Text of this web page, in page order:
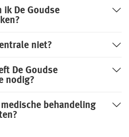
in de buurt
voor jouw branche
de beste oplossing voor
ik De Goudse
niet?
De Goudse
nodig?
behandeling